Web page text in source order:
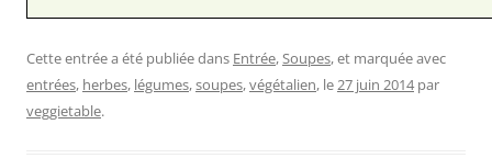
Cette entrée a été publiée dans Entrée,Soupes, et marquée avec
entrées, herbes, légumes,soupes,végétalien, le27 juin 2014 par
veggietable.